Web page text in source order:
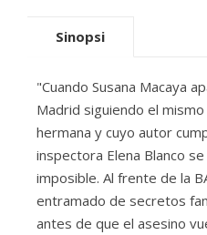
Sinopsi
"Cuando Susana Macaya
Madrid siguiendo el
hermana y cuyo autor
inspectora Elena Blanco
imposible. Al frente de la
entramado de secretos
antes de que el asesino